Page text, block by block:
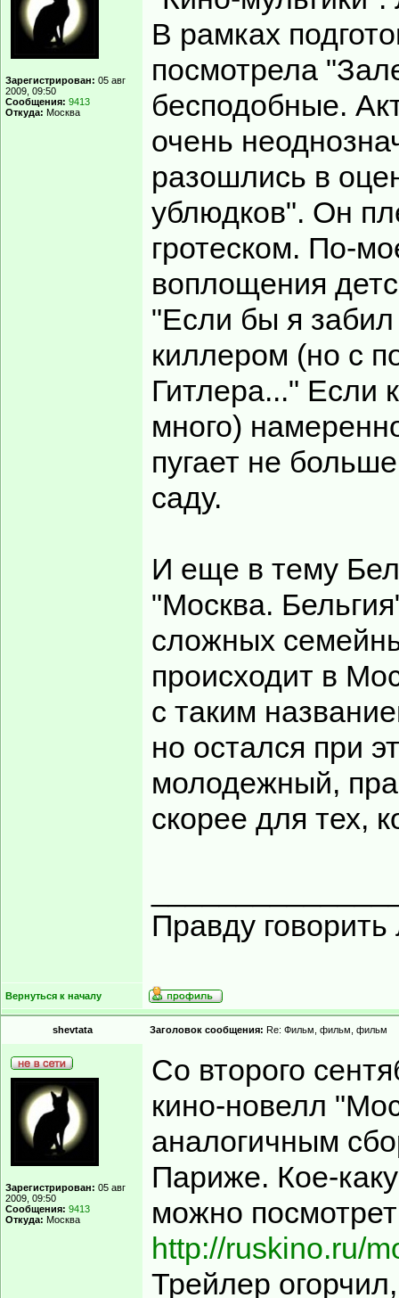
Зарегистрирован: 05 авг
2009, 09:50
Сообщения: 9413
Откуда: Москва
В рамках
посмотрела
бесподобные.
очень
разошлись в
ублюдков". Он
гротеском. По-
воплощения
"Если бы я
киллером (но с
Гитлера..." Если
много)
пугает не
саду.
И еще в тему
"Москва.
сложных
происходит в
с таким
но остался при
молодежный,
скорее для тех,
Правду
Вернуться к началу
shevtata Заголовок сообщения: Re: Фильм, фильм, фильм
Зарегистрирован: 05 авг
2009, 09:50
Сообщения: 9413
Откуда: Москва
Со второго
кино-новелл
аналогичным
Париже. Кое-
можно
http://ruskino.ru/
Трейлер